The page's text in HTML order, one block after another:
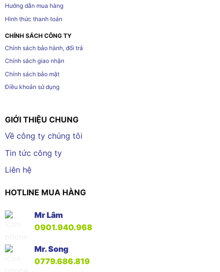
Hướng dẫn mua hàng
Hình thức thanh toán
CHÍNH SÁCH CÔNG TY
Chính sách bảo hành, đổi trả
Chính sách giao nhận
Chính sách bảo mật
Điều khoản sử dụng
GIỚI THIỆU CHUNG
Về công ty chúng tôi
Tin tức công ty
Liên hệ
HOTLINE MUA HÀNG
Mr Lâm
0901.940.968
Mr. Song
0779.686.819